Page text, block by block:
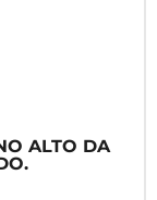
ALTO DA